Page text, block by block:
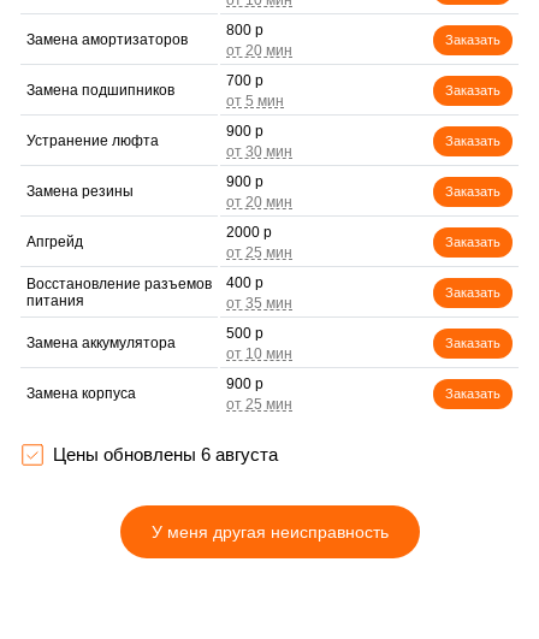
Замена амортизаторов
800 р
Заказать
Замена подшипников
700 р
Заказать
Устранение люфта
900 р
Заказать
Замена резины
900 р
Заказать
Апгрейд
2000 р
Заказать
Восстановление разъемов
питания
400 р
Заказать
Замена аккумулятора
500 р
Заказать
Замена корпуса
900 р
Заказать
(восстановление)
Замена подсветки
400 р
Цены обновлены 6 августа
У меня другая неисправность